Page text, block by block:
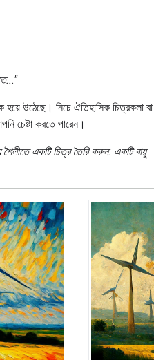
উঠেছে। নিচে ঐতিহাসিক চিত্রকলা বা
চেষ্টা করতে পারেন।
একটি চিত্র তৈরি করুন: একটি বায়ু